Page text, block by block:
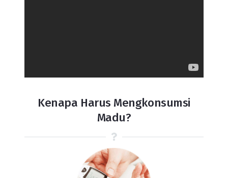
Kenapa Harus Mengkonsumsi
Madu?